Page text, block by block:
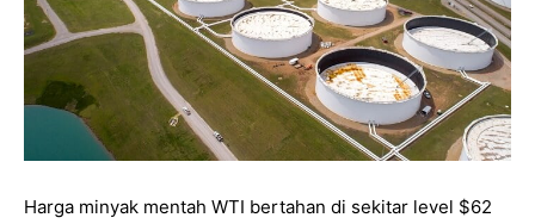
Harga minyak mentah WTI bertahan di sekitar level $62